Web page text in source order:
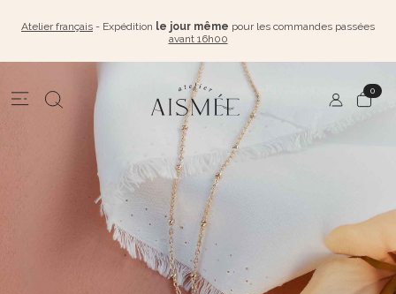
Atelier français - Expédition le jour même pour les commandes passées
avant 16h00
0